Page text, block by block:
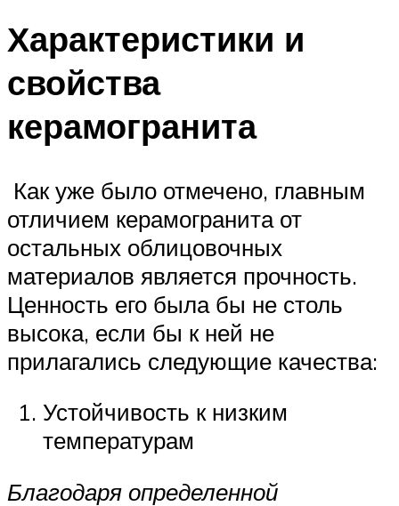
Характеристики и
свойства
керамогранита
Как уже было отмечено, главным
отличием керамогранита от
остальных облицовочных
материалов является прочность.
Ценность его была бы не столь
высока, если бы к ней не
прилагались следующие качества:
Устойчивость к низким
температурам
Благодаря определенной